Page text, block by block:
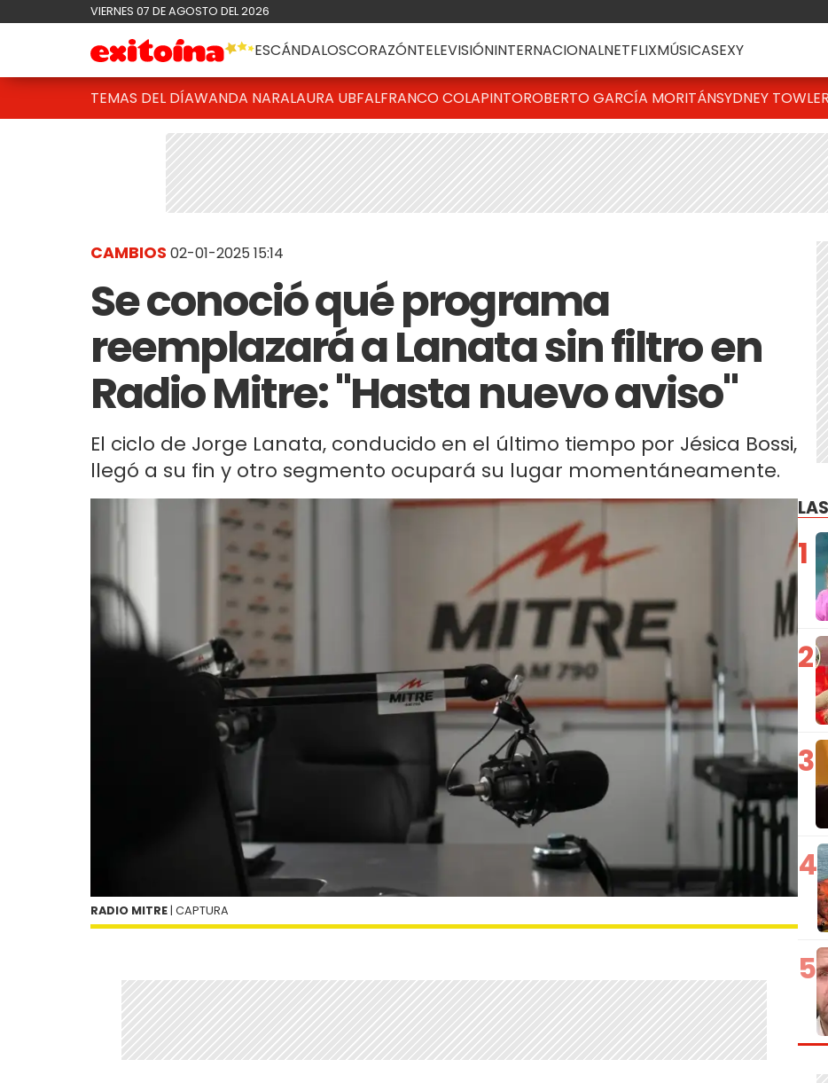
VIERNES 07 DE AGOSTO DEL 2026
ESCÁNDALOSCORAZÓNTELEVISIÓNINTERNACIONALNETFLIXMÚSICASEXY
TEMAS DEL DÍAWANDA NARALAURA UBFALFRANCO COLAPINTOROBERTO GARCÍA MORITÁNSYDNEY TOWLE
CAMBIOS 02-01-2025 15:14
Se conoció qué programa
reemplazará a Lanata sin filtro en
Radio Mitre: "Hasta nuevo aviso"
El ciclo de Jorge Lanata, conducido en el último tiempo por Jésica Bossi,
llegó a su fin y otro segmento ocupará su lugar momentáneamente.
RADIO MITRE | CAPTURA
1
2
3
4
5